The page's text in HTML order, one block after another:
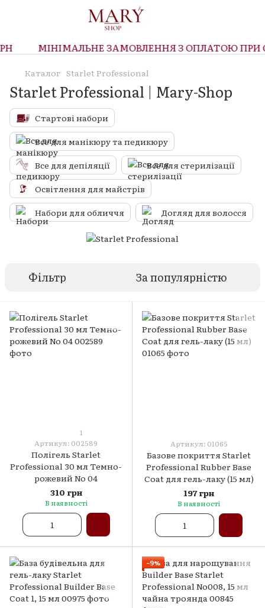
МІНІМАЛЬНЕ ЗАМОВЛЕННЯ З ОПЛАТОЮ ПРИ
Каталог Starlet Professional
Starlet Professional | Mary-Shop
Стартові набори
Все для манікюру та педикюру
Все для депіляції
Все для стерилізації
Освітлення для майстрів
Набори для обличчя
Догляд для волосся
Фільтр За популярністю
1
Артикул: 002589
Полігель Starlet
Professional 30 мл Темно-
рожевий No 04
310 грн
В наявності
Артикул: 01065
Базове покриття Starlet
Professional Rubber Base
Coat для гель-лаку (15 мл)
197 грн
В наявності
−9%